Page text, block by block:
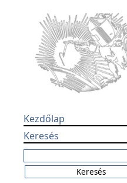
Kezdőlap
Keresés